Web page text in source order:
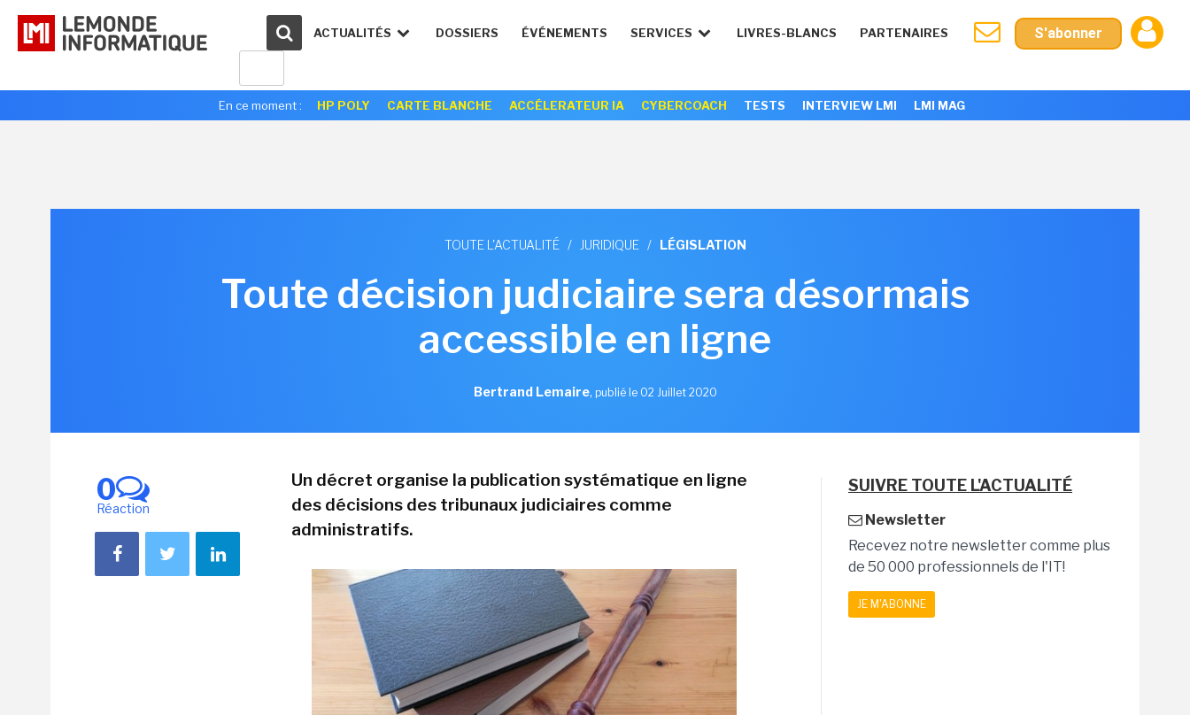
ACTUALITÉS DOSSIERS ÉVÉNEMENTS SERVICES LIVRES-BLANCS PARTENAIRES S'abonner
En ce moment : HP POLY CARTE BLANCHE ACCÉLERATEUR IA CYBERCOACH TESTS INTERVIEW LMI LMI MAG
TOUTE L'ACTUALITÉ / JURIDIQUE / LÉGISLATION
Toute décision judiciaire sera désormais
accessible en ligne
Bertrand Lemaire, publié le 02 Juillet 2020
0
Réaction
Un décret organise la publication systématique en ligne
des décisions des tribunaux judiciaires comme
administratifs.
SUIVRE TOUTE L'ACTUALITÉ
Newsletter
Recevez notre newsletter comme plus
de 50 000 professionnels de l'IT!
JE M'ABONNE